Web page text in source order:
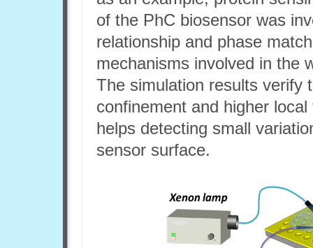
of the PhC biosensor was
relationship and phase
mechanisms involved in the
The simulation results verify
confinement and higher
helps detecting small
sensor surface.